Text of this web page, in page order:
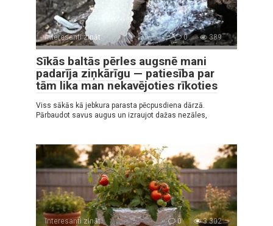
Interesanti zināt 0 389
Sīkās baltās pērles augsnē mani
padarīja ziņkārīgu — patiesība par
tām lika man nekavējoties rīkoties
Viss sākās kā jebkura parasta pēcpusdiena dārzā.
Pārbaudot savus augus un izraujot dažas nezāles,
Interesanti zināt 0 3 302